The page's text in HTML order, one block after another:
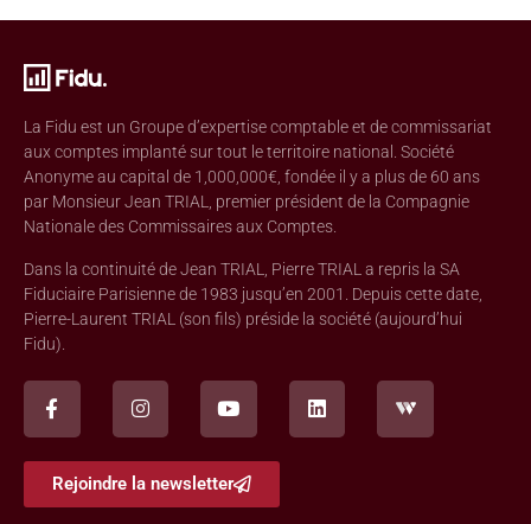
La Fidu est un Groupe d’expertise comptable et de commissariat
aux comptes implanté sur tout le territoire national. Société
Anonyme au capital de 1,000,000€, fondée il y a plus de 60 ans
par Monsieur Jean TRIAL, premier président de la Compagnie
Nationale des Commissaires aux Comptes.
Dans la continuité de Jean TRIAL, Pierre TRIAL a repris la SA
Fiduciaire Parisienne de 1983 jusqu’en 2001. Depuis cette date,
Pierre-Laurent TRIAL (son fils) préside la société (aujourd’hui
Fidu).
Rejoindre la newsletter